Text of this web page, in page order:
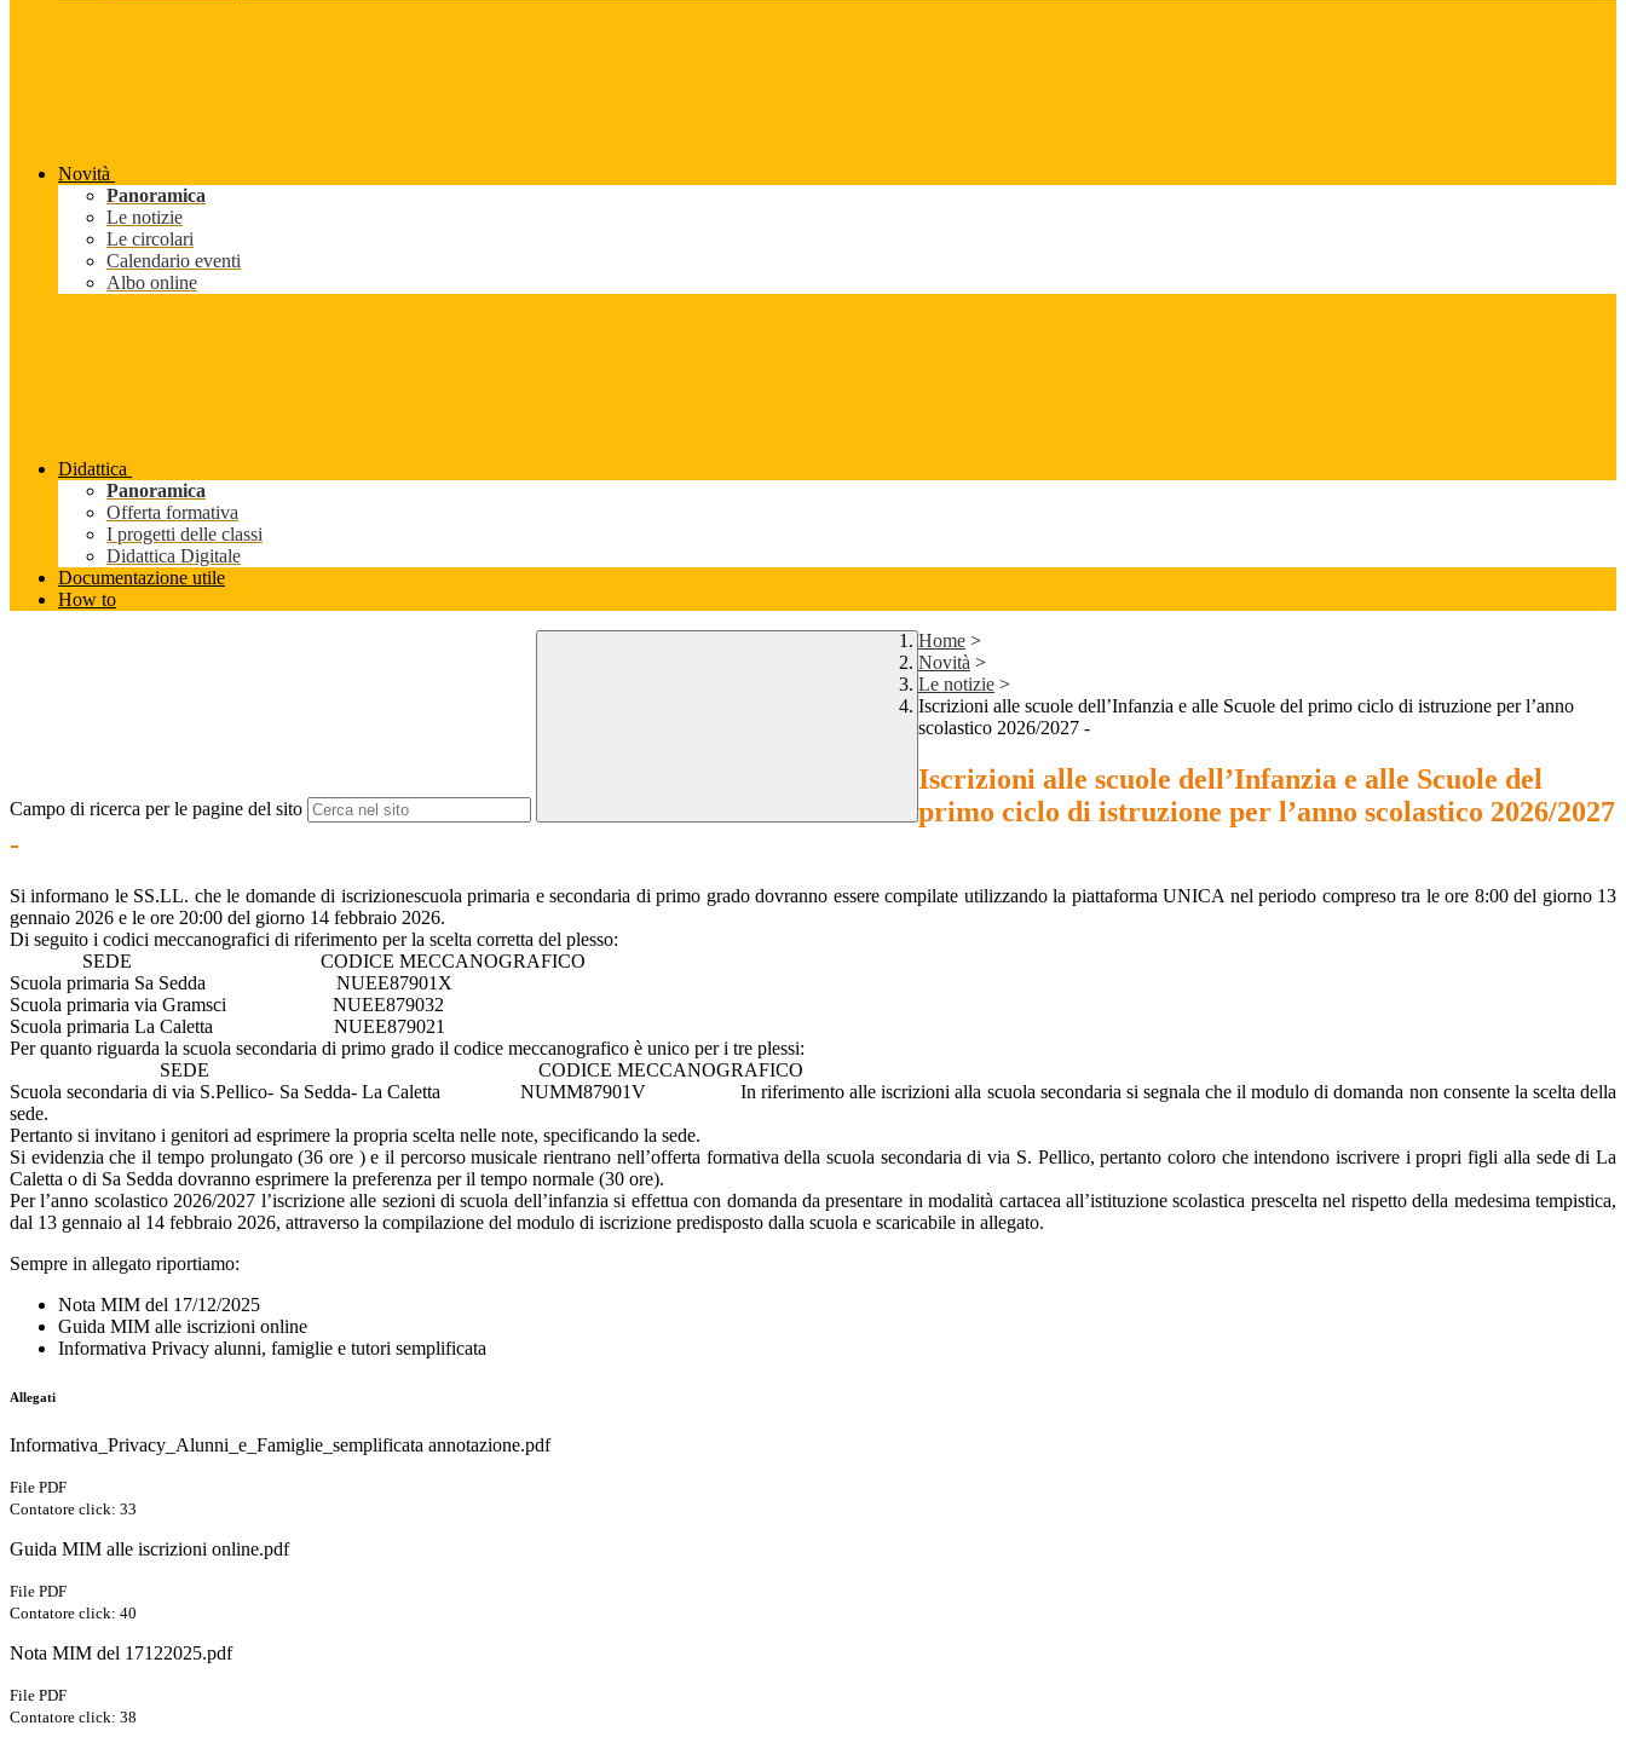
Novità
Panoramica
Le notizie
Le circolari
Calendario eventi
Albo online
Didattica
Panoramica
Offerta formativa
I progetti delle classi
Didattica Digitale
Documentazione utile
How to
Campo di ricerca per le pagine del sito
Home >
Novità >
Le notizie >
Iscrizioni alle scuole dell’Infanzia e alle Scuole del primo ciclo di istruzione per l’anno
scolastico 2026/2027 -
Iscrizioni alle scuole dell’Infanzia e alle Scuole del
primo ciclo di istruzione per l’anno scolastico 2026/2027
-
Si informano le SS.LL. che le domande di iscrizionescuola primaria e secondaria di primo grado dovranno essere compilate utilizzando la piattaforma UNICA nel periodo compreso tra le ore 8:00 del giorno 13
gennaio 2026 e le ore 20:00 del giorno 14 febbraio 2026.
Di seguito i codici meccanografici di riferimento per la scelta corretta del plesso:
SEDE CODICE MECCANOGRAFICO
Scuola primaria Sa Sedda NUEE87901X
Scuola primaria via Gramsci NUEE879032
Scuola primaria La Caletta NUEE879021
Per quanto riguarda la scuola secondaria di primo grado il codice meccanografico è unico per i tre plessi:
SEDE CODICE MECCANOGRAFICO
Scuola secondaria di via S.Pellico- Sa Sedda- La Caletta NUMM87901V In riferimento alle iscrizioni alla scuola secondaria si segnala che il modulo di domanda non consente la scelta della
sede.
Pertanto si invitano i genitori ad esprimere la propria scelta nelle note, specificando la sede.
Si evidenzia che il tempo prolungato (36 ore ) e il percorso musicale rientrano nell’offerta formativa della scuola secondaria di via S. Pellico, pertanto coloro che intendono iscrivere i propri figli alla sede di La
Caletta o di Sa Sedda dovranno esprimere la preferenza per il tempo normale (30 ore).
Per l’anno scolastico 2026/2027 l’iscrizione alle sezioni di scuola dell’infanzia si effettua con domanda da presentare in modalità cartacea all’istituzione scolastica prescelta nel rispetto della medesima tempistica,
dal 13 gennaio al 14 febbraio 2026, attraverso la compilazione del modulo di iscrizione predisposto dalla scuola e scaricabile in allegato.
Sempre in allegato riportiamo:
Nota MIM del 17/12/2025
Guida MIM alle iscrizioni online
Informativa Privacy alunni, famiglie e tutori semplificata
Allegati
Informativa_Privacy_Alunni_e_Famiglie_semplificata annotazione.pdf
File PDF
Contatore click: 33
Guida MIM alle iscrizioni online.pdf
File PDF
Contatore click: 40
Nota MIM del 17122025.pdf
File PDF
Contatore click: 38